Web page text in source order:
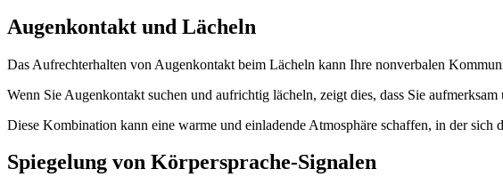
Augenkontakt und Lächeln
Das Aufrechterhalten von Augenkontakt beim Lächeln kann Ihre nonverbalen
Wenn Sie Augenkontakt suchen und aufrichtig lächeln, zeigt dies, dass Sie
Diese Kombination kann eine warme und einladende Atmosphäre schaffen, in der sich
Spiegelung von Körpersprache-Signalen